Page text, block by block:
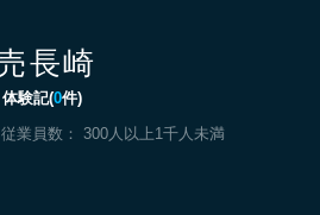
長崎
験記(0件)
従業員数： 300人以上1千人未満